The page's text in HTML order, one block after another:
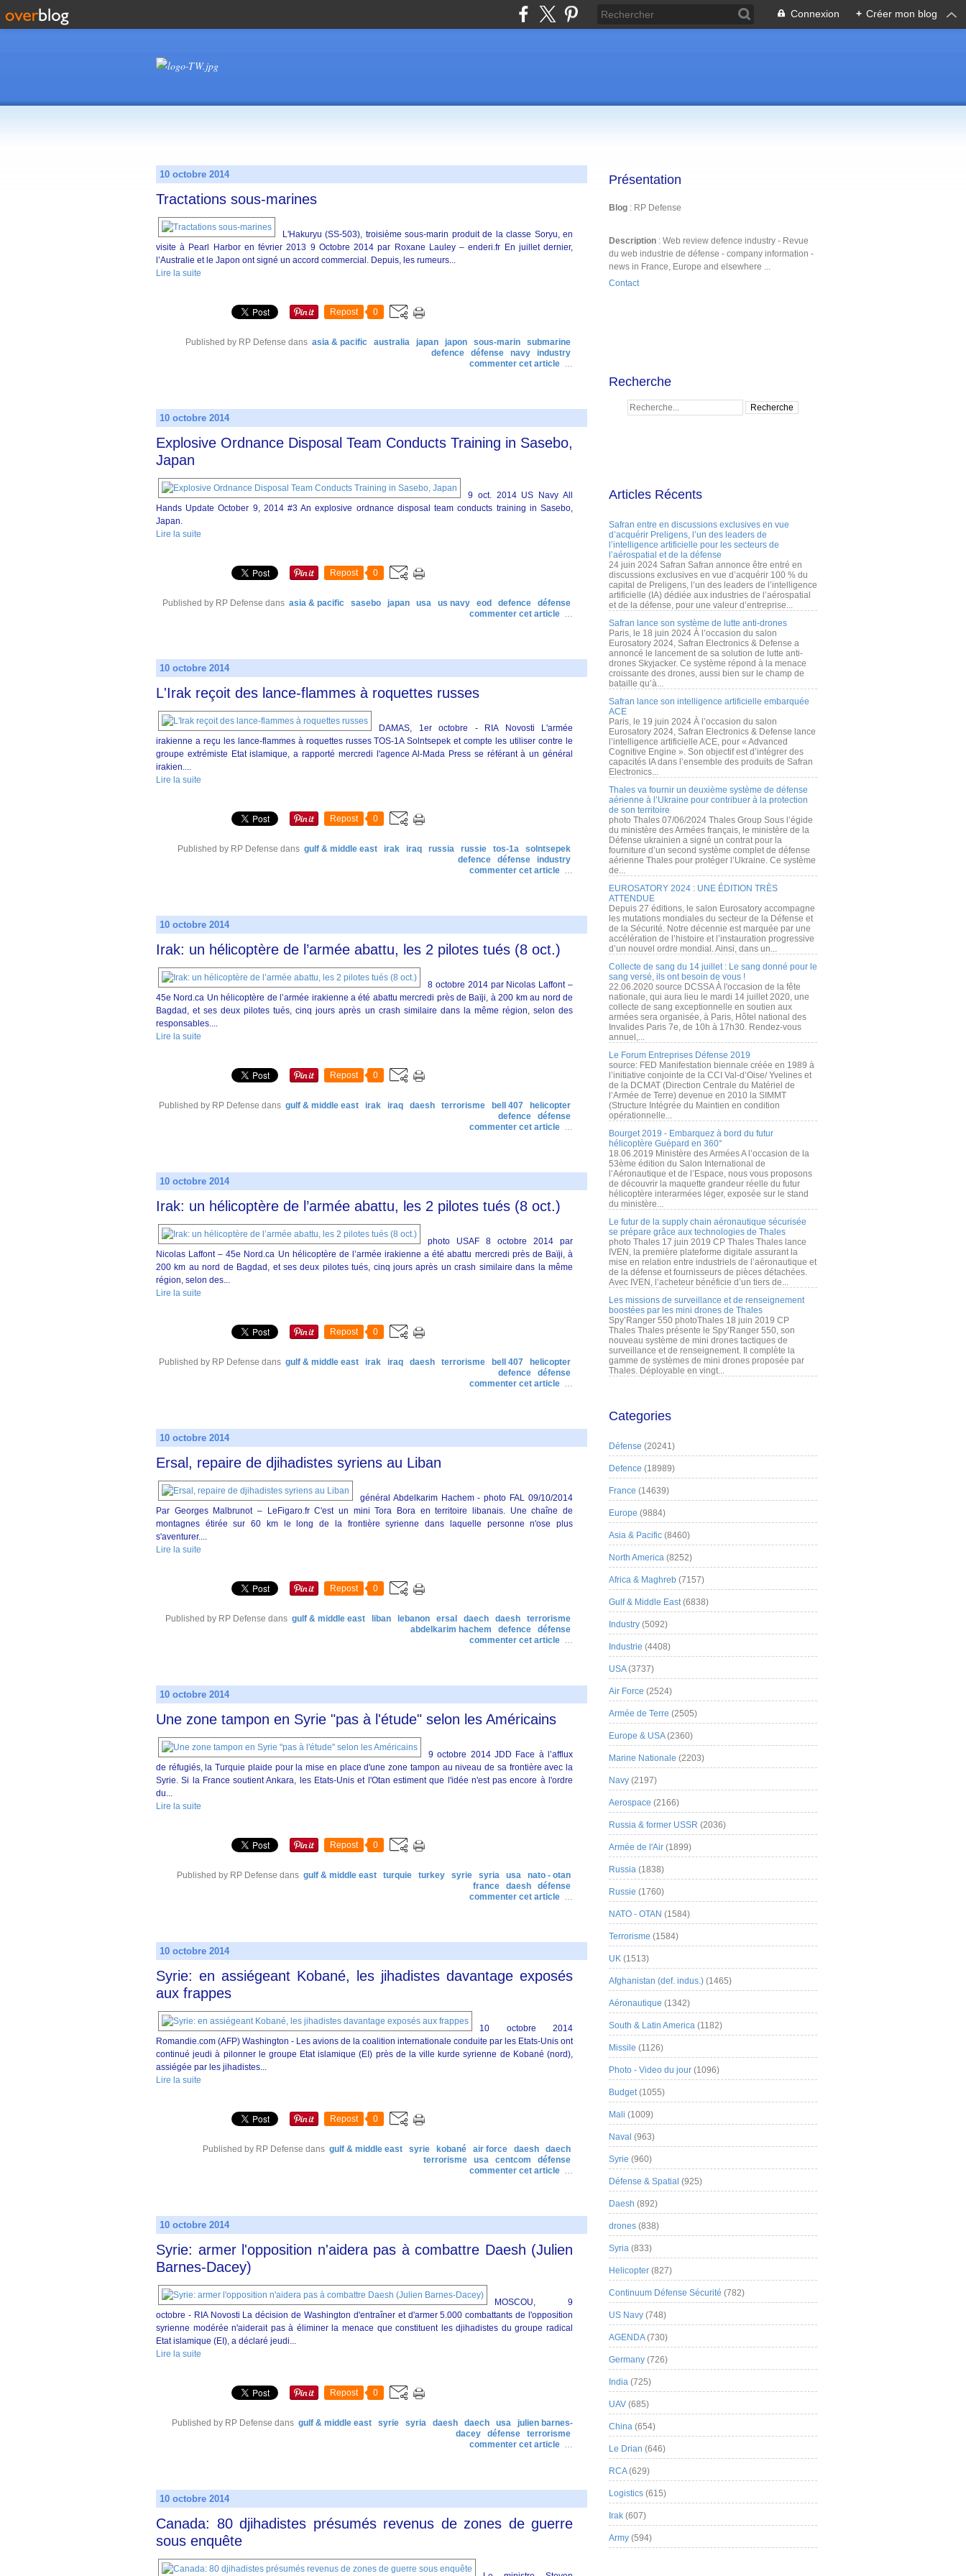
Connexion + Créer mon blog
10 octobre 2014
Tractations sous-marines
L'Hakuryu (SS-503), troisième sous-marin produit de la classe Soryu, en
visite à Pearl Harbor en février 2013 9 Octobre 2014 par Roxane Lauley – enderi.fr En juillet dernier,
l’Australie et le Japon ont signé un accord commercial. Depuis, les rumeurs...
Lire la suite
Repost 0
Published by RP Defense dans asia & pacific australia japan japon sous-marin
submarine
defence
défense navy
industry
commenter cet article …
10 octobre 2014
Explosive Ordnance Disposal Team Conducts Training in Sasebo,
Japan
9 oct. 2014 US Navy All
Hands Update October 9, 2014 #3 An explosive ordnance disposal team conducts training in Sasebo,
Japan.
Lire la suite
Repost 0
Published by RP Defense dans asia & pacific sasebo japan usa us navy eod defence
défense
commenter cet article …
10 octobre 2014
L'Irak reçoit des lance-flammes à roquettes russes
DAMAS, 1er octobre - RIA Novosti L'armée
irakienne a reçu les lance-flammes à roquettes russes TOS-1A Solntsepek et compte les utiliser contre le
groupe extrémiste Etat islamique, a rapporté mercredi l'agence Al-Mada Press se référant à un général
irakien....
Lire la suite
Repost 0
Published by RP Defense dans gulf & middle east irak iraq russia russie tos-1a
solntsepek
defence
défense
industry
commenter cet article …
10 octobre 2014
Irak: un hélicoptère de l’armée abattu, les 2 pilotes tués (8 oct.)
8 octobre 2014 par Nicolas Laffont –
45e Nord.ca Un hélicoptère de l’armée irakienne a été abattu mercredi près de Baïji, à 200 km au nord de
Bagdad, et ses deux pilotes tués, cinq jours après un crash similaire dans la même région, selon des
responsables....
Lire la suite
Repost 0
Published by RP Defense dans gulf & middle east irak iraq daesh terrorisme bell 407
helicopter
defence
défense
commenter cet article …
10 octobre 2014
Irak: un hélicoptère de l’armée abattu, les 2 pilotes tués (8 oct.)
photo USAF 8 octobre 2014 par
Nicolas Laffont – 45e Nord.ca Un hélicoptère de l’armée irakienne a été abattu mercredi près de Baïji, à
200 km au nord de Bagdad, et ses deux pilotes tués, cinq jours après un crash similaire dans la même
région, selon des...
Lire la suite
Repost 0
Published by RP Defense dans gulf & middle east irak iraq daesh terrorisme bell 407
helicopter
defence
défense
commenter cet article …
10 octobre 2014
Ersal, repaire de djihadistes syriens au Liban
général Abdelkarim Hachem - photo FAL 09/10/2014
Par Georges Malbrunot – LeFigaro.fr C'est un mini Tora Bora en territoire libanais. Une chaîne de
montagnes étirée sur 60 km le long de la frontière syrienne dans laquelle personne n'ose plus
s'aventurer....
Lire la suite
Repost 0
Published by RP Defense dans gulf & middle east liban lebanon ersal daech daesh
terrorisme
abdelkarim hachem
defence
défense
commenter cet article …
10 octobre 2014
Une zone tampon en Syrie "pas à l'étude" selon les Américains
9 octobre 2014 JDD Face à l’afflux
de réfugiés, la Turquie plaide pour la mise en place d'une zone tampon au niveau de sa frontière avec la
Syrie. Si la France soutient Ankara, les Etats-Unis et l'Otan estiment que l'idée n'est pas encore à l'ordre
du...
Lire la suite
Repost 0
Published by RP Defense dans gulf & middle east turquie turkey syrie syria usa
nato - otan
france
daesh
défense
commenter cet article …
10 octobre 2014
Syrie: en assiégeant Kobané, les jihadistes davantage exposés
aux frappes
10 octobre 2014
Romandie.com (AFP) Washington - Les avions de la coalition internationale conduite par les Etats-Unis ont
continué jeudi à pilonner le groupe Etat islamique (EI) près de la ville kurde syrienne de Kobané (nord),
assiégée par les jihadistes...
Lire la suite
Repost 0
Published by RP Defense dans gulf & middle east syrie kobané air force daesh
daech
terrorisme
usa centcom
défense
commenter cet article …
10 octobre 2014
Syrie: armer l'opposition n'aidera pas à combattre Daesh (Julien
Barnes-Dacey)
MOSCOU, 9
octobre - RIA Novosti La décision de Washington d'entraîner et d'armer 5.000 combattants de l'opposition
syrienne modérée n'aiderait pas à éliminer la menace que constituent les djihadistes du groupe radical
Etat islamique (EI), a déclaré jeudi...
Lire la suite
Repost 0
Published by RP Defense dans gulf & middle east syrie syria daesh daech usa
julien barnes-
dacey
défense
terrorisme
commenter cet article …
10 octobre 2014
Canada: 80 djihadistes présumés revenus de zones de guerre
sous enquête
Présentation
Blog : RP Defense
Description : Web review defence industry - Revue
du web industrie de défense - company information -
news in France, Europe and elsewhere ...
Contact
Recherche
Articles Récents
Safran entre en discussions exclusives en vue
d’acquérir Preligens, l’un des leaders de
l’intelligence artificielle pour les secteurs de
l’aérospatial et de la défense
24 juin 2024 Safran Safran annonce être entré en
discussions exclusives en vue d’acquérir 100 % du
capital de Preligens, l’un des leaders de l’intelligence
artificielle (IA) dédiée aux industries de l’aérospatial
et de la défense, pour une valeur d’entreprise...
Safran lance son système de lutte anti-drones
Paris, le 18 juin 2024 À l’occasion du salon
Eurosatory 2024, Safran Electronics & Defense a
annoncé le lancement de sa solution de lutte anti-
drones Skyjacker. Ce système répond à la menace
croissante des drones, aussi bien sur le champ de
bataille qu’à...
Safran lance son intelligence artificielle embarquée
ACE
Paris, le 19 juin 2024 À l’occasion du salon
Eurosatory 2024, Safran Electronics & Defense lance
l’intelligence artificielle ACE, pour « Advanced
Cognitive Engine ». Son objectif est d’intégrer des
capacités IA dans l’ensemble des produits de Safran
Electronics...
Thales va fournir un deuxième système de défense
aérienne à l’Ukraine pour contribuer à la protection
de son territoire
photo Thales 07/06/2024 Thales Group Sous l’égide
du ministère des Armées français, le ministère de la
Défense ukrainien a signé un contrat pour la
fourniture d’un second système complet de défense
aérienne Thales pour protéger l’Ukraine. Ce système
de...
EUROSATORY 2024 : UNE ÉDITION TRÈS
ATTENDUE
Depuis 27 éditions, le salon Eurosatory accompagne
les mutations mondiales du secteur de la Défense et
de la Sécurité. Notre décennie est marquée par une
accélération de l’histoire et l’instauration progressive
d’un nouvel ordre mondial. Ainsi, dans un...
Collecte de sang du 14 juillet : Le sang donné pour le
sang versé, ils ont besoin de vous !
22.06.2020 source DCSSA À l'occasion de la fête
nationale, qui aura lieu le mardi 14 juillet 2020, une
collecte de sang exceptionnelle en soutien aux
armées sera organisée, à Paris, Hôtel national des
Invalides Paris 7e, de 10h à 17h30. Rendez-vous
annuel,...
Le Forum Entreprises Défense 2019
source: FED Manifestation biennale créée en 1989 à
l’initiative conjointe de la CCI Val-d’Oise/ Yvelines et
de la DCMAT (Direction Centrale du Matériel de
l’Armée de Terre) devenue en 2010 la SIMMT
(Structure Intégrée du Maintien en condition
opérationnelle...
Bourget 2019 - Embarquez à bord du futur
hélicoptère Guépard en 360°
18.06.2019 Ministère des Armées A l’occasion de la
53ème édition du Salon International de
l’Aéronautique et de l’Espace, nous vous proposons
de découvrir la maquette grandeur réelle du futur
hélicoptère interarmées léger, exposée sur le stand
du ministère...
Le futur de la supply chain aéronautique sécurisée
se prépare grâce aux technologies de Thales
photo Thales 17 juin 2019 CP Thales Thales lance
IVEN, la première plateforme digitale assurant la
mise en relation entre industriels de l’aéronautique et
de la défense et fournisseurs de pièces détachées.
Avec IVEN, l’acheteur bénéficie d’un tiers de...
Les missions de surveillance et de renseignement
boostées par les mini drones de Thales
Spy’Ranger 550 photoThales 18 juin 2019 CP
Thales Thales présente le Spy’Ranger 550, son
nouveau système de mini drones tactiques de
surveillance et de renseignement. Il complète la
gamme de systèmes de mini drones proposée par
Thales. Déployable en vingt...
Categories
Défense (20241)
Defence (18989)
France (14639)
Europe (9884)
Asia & Pacific (8460)
North America (8252)
Africa & Maghreb (7157)
Gulf & Middle East(6838)
Industry (5092)
Industrie (4408)
USA(3737)
Air Force (2524)
Armée de Terre (2505)
Europe & USA(2360)
Marine Nationale (2203)
Navy (2197)
Aerospace (2166)
Russia & former USSR (2036)
Armée de l'Air (1899)
Russia (1838)
Russie (1760)
NATO - OTAN (1584)
Terrorisme (1584)
UK (1513)
Afghanistan (def. indus.) (1465)
Aéronautique (1342)
South & Latin America (1182)
Missile (1126)
Photo - Video du jour (1096)
Budget(1055)
Mali (1009)
Naval (963)
Syrie (960)
Défense & Spatial (925)
Daesh (892)
drones (838)
Syria (833)
Helicopter (827)
Continuum Défense Sécurité (782)
US Navy (748)
AGENDA(730)
Germany (726)
India (725)
UAV (685)
China (654)
Le Drian (646)
RCA(629)
Logistics (615)
Irak (607)
Army (594)